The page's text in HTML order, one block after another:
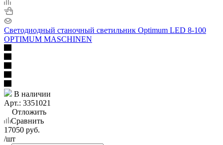
Светодиодный станочный светильник Optimum LED 8-100
OPTIMUM MASCHINEN
В наличии
Арт.: 3351021
Отложить
Сравнить
17050 руб.
/шт